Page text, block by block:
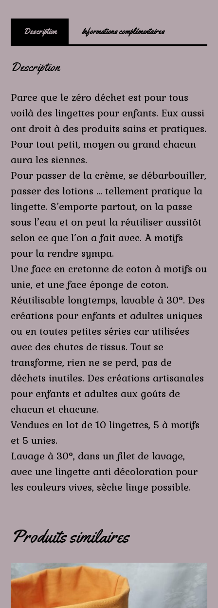
Description Informations complémentaires
Description
Parce que le zéro déchet est pour tous
voilà des lingettes pour enfants. Eux aussi
ont droit à des produits sains et pratiques.
Pour tout petit, moyen ou grand chacun
aura les siennes.
Pour passer de la crème, se débarbouiller,
passer des lotions … tellement pratique la
lingette. S’emporte partout, on la passe
sous l’eau et on peut la réutiliser aussitôt
selon ce que l’on a fait avec. A motifs
pour la rendre sympa.
Une face en cretonne de coton à motifs ou
unie, et une face éponge de coton.
Réutilisable longtemps, lavable à 30°. Des
créations pour enfants et adultes uniques
ou en toutes petites séries car utilisées
avec des chutes de tissus. Tout se
transforme, rien ne se perd, pas de
déchets inutiles. Des créations artisanales
pour enfants et adultes aux goûts de
chacun et chacune.
Vendues en lot de 10 lingettes, 5 à motifs
et 5 unies.
Lavage à 30°, dans un filet de lavage,
avec une lingette anti décoloration pour
les couleurs vives, sèche linge possible.
Produits similaires
Ce
produit